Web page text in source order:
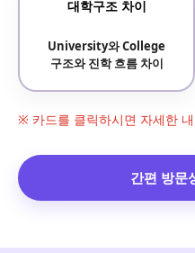
대학구조 차이
University와 College
구조와 진학 흐름 차이
※ 카드를 클릭하시면 자세한
간편 방문